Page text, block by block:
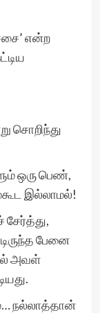
என்ற
சொறிந்து
ஒரு பெண்,
இல்லாமல்!
சேர்த்து,
பேனை
அவள்
நல்லாத்தான்